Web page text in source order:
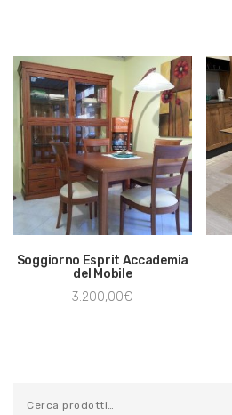
Soggiorno Esprit Accademia
del Mobile
3.200,00€